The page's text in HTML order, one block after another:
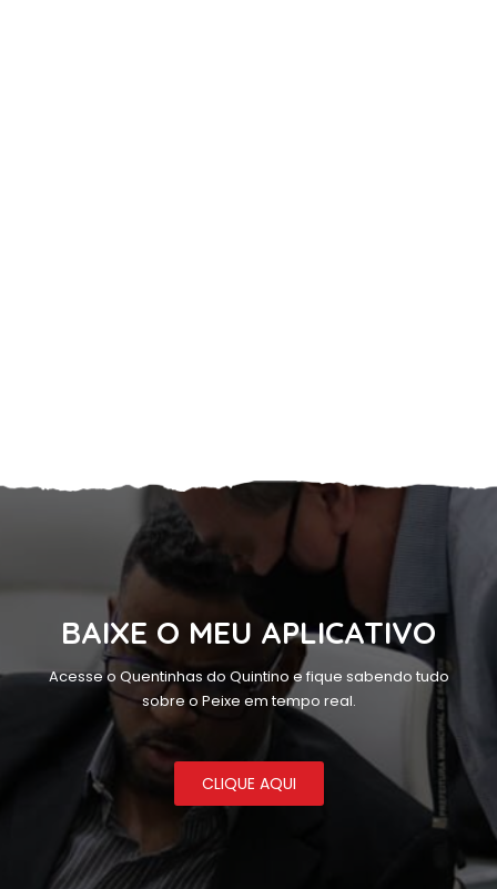
BAIXE O MEU APLICATIVO
Acesse o Quentinhas do Quintino e fique sabendo tudo
sobre o Peixe em tempo real.
CLIQUE AQUI